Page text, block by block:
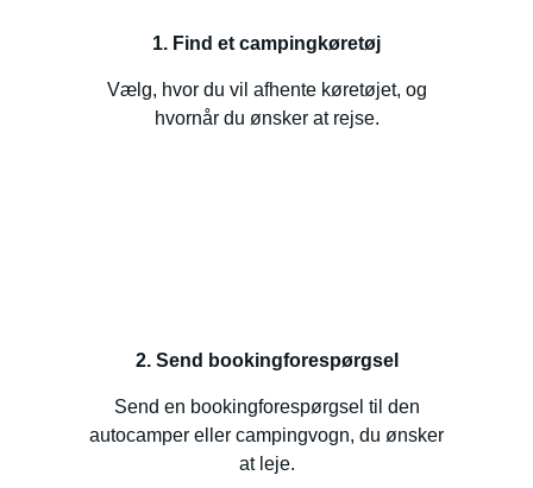
1. Find et campingkøretøj
Vælg, hvor du vil afhente køretøjet, og
hvornår du ønsker at rejse.
2. Send bookingforespørgsel
Send en bookingforespørgsel til den
autocamper eller campingvogn, du ønsker
at leje.